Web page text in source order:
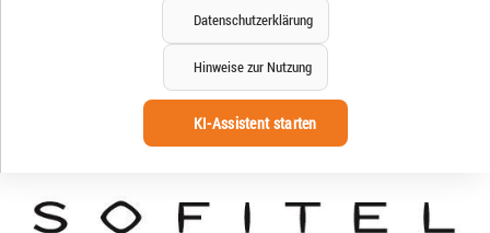
Datenschutzerklärung
Hinweise zur Nutzung
KI-Assistent starten